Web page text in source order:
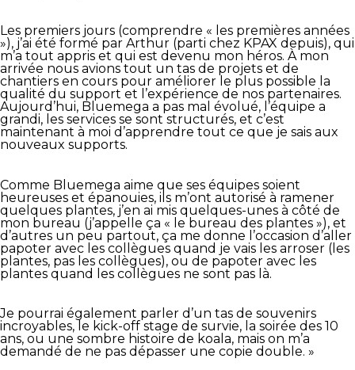
Les premiers jours (comprendre « les premières années
»), j’ai été formé par Arthur (parti chez KPAX depuis), qui
m’a tout appris et qui est devenu mon héros. À mon
arrivée nous avions tout un tas de projets et de
chantiers en cours pour améliorer le plus possible la
qualité du support et l’expérience de nos partenaires.
Aujourd’hui, Bluemega a pas mal évolué, l’équipe a
grandi, les services se sont structurés, et c’est
maintenant à moi d’apprendre tout ce que je sais aux
nouveaux supports.
Comme Bluemega aime que ses équipes soient
heureuses et épanouies, ils m’ont autorisé à ramener
quelques plantes, j’en ai mis quelques-unes à côté de
mon bureau (j’appelle ça « le bureau des plantes »), et
d’autres un peu partout, ça me donne l’occasion d’aller
papoter avec les collègues quand je vais les arroser (les
plantes, pas les collègues), ou de papoter avec les
plantes quand les collègues ne sont pas là.
Je pourrai également parler d’un tas de souvenirs
incroyables, le kick-off stage de survie, la soirée des 10
ans, ou une sombre histoire de koala, mais on m’a
demandé de ne pas dépasser une copie double. »